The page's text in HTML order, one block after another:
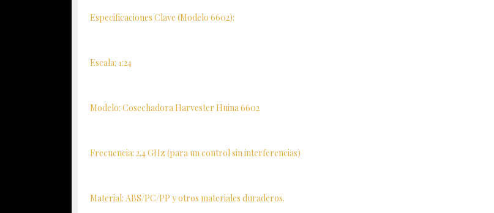
Especificaciones Clave (Modelo 6602):
Escala: 1:24
Modelo: Cosechadora Harvester Huina 6602
Frecuencia: 2.4 GHz (para un control sin interferencias)
Material: ABS/PC/PP y otros materiales duraderos.